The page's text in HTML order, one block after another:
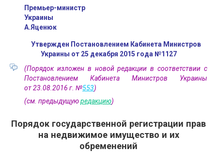
Премьер-министр
Украины
А.Яценюк
Утвержден Постановлением Кабинета Министров
Украины от 25 декабря 2015 года №1127
(Порядок изложен в новой редакции в соответствии с
Постановлением Кабинета Министров Украины
от 23.08.2016 г. №553)
(см. предыдущуюредакцию)
Порядок государственной регистрации прав
на недвижимое имущество и их
обременений